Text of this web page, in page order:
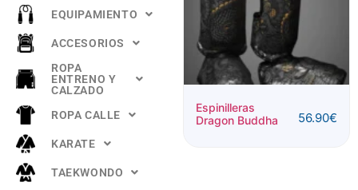
EQUIPAMIENTO
ACCESORIOS
ROPA
ENTRENO Y
CALZADO
ROPA CALLE
KARATE
TAEKWONDO
Espinillera
"TITANIUM"
Rosa
Espinilleras
Dragon Buddha
56.90€